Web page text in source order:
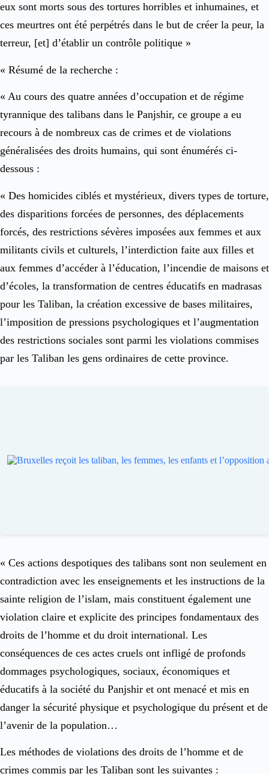
eux sont morts sous des tortures horribles et inhumaines, et
ces meurtres ont été perpétrés dans le but de créer la peur, la
terreur, [et] d’établir un contrôle politique »
« Résumé de la recherche :
« Au cours des quatre années d’occupation et de régime
tyrannique des talibans dans le Panjshir, ce groupe a eu
recours à de nombreux cas de crimes et de violations
généralisées des droits humains, qui sont énumérés ci-
dessous :
« Des homicides ciblés et mystérieux, divers types de torture,
des disparitions forcées de personnes, des déplacements
forcés, des restrictions sévères imposées aux femmes et aux
militants civils et culturels, l’interdiction faite aux filles et
aux femmes d’accéder à l’éducation, l’incendie de maisons et
d’écoles, la transformation de centres éducatifs en madrasas
pour les Taliban, la création excessive de bases militaires,
l’imposition de pressions psychologiques et l’augmentation
des restrictions sociales sont parmi les violations commises
par les Taliban les gens ordinaires de cette province.
« Ces actions despotiques des talibans sont non seulement en
contradiction avec les enseignements et les instructions de la
sainte religion de l’islam, mais constituent également une
violation claire et explicite des principes fondamentaux des
droits de l’homme et du droit international. Les
conséquences de ces actes cruels ont infligé de profonds
dommages psychologiques, sociaux, économiques et
éducatifs à la société du Panjshir et ont menacé et mis en
danger la sécurité physique et psychologique du présent et de
l’avenir de la population…
Les méthodes de violations des droits de l’homme et de
crimes commis par les Taliban sont les suivantes :